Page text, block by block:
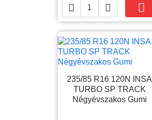
  
235/85 R16 120N INSA
TURBO SP TRACK
Négyévszakos Gumi